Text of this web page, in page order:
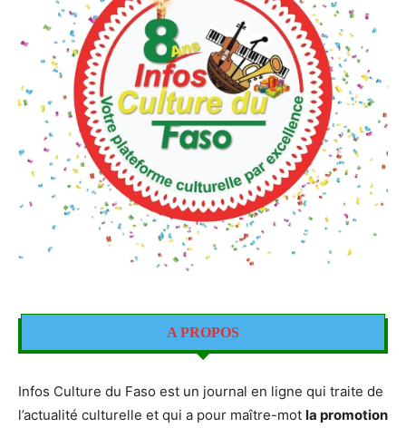
A PROPOS
Infos Culture du Faso est un journal en ligne qui traite de
l’actualité culturelle et qui a pour maître-mot la promotion